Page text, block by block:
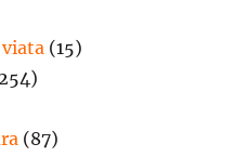
viata (15)
(87)